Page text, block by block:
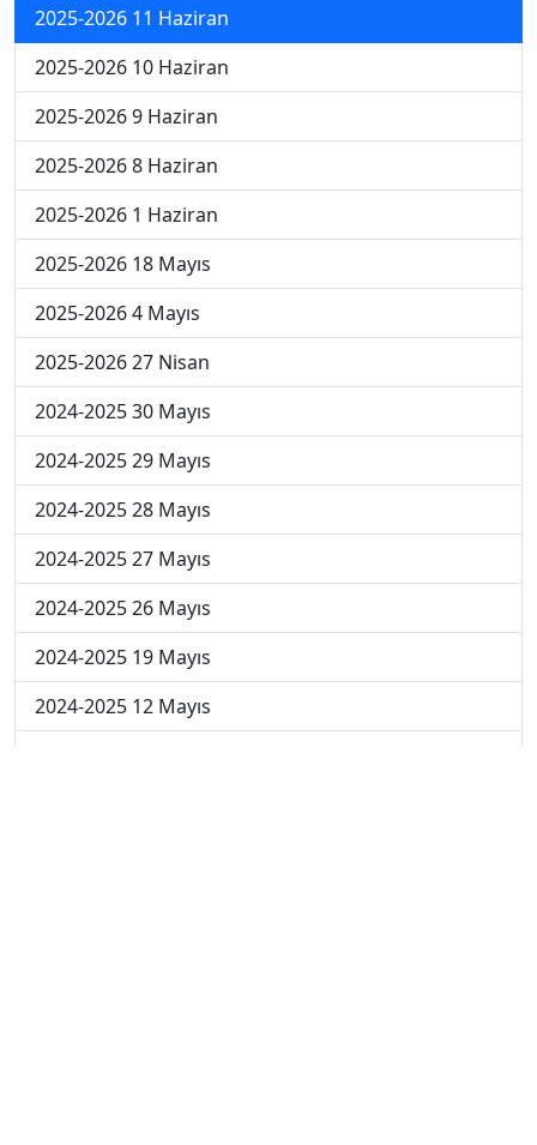
2025-2026 11 Haziran
2025-2026 10 Haziran
2025-2026 9 Haziran
2025-2026 8 Haziran
2025-2026 1 Haziran
2025-2026 18 Mayıs
2025-2026 4 Mayıs
2025-2026 27 Nisan
2024-2025 30 Mayıs
2024-2025 29 Mayıs
2024-2025 28 Mayıs
2024-2025 27 Mayıs
2024-2025 26 Mayıs
2024-2025 19 Mayıs
2024-2025 12 Mayıs